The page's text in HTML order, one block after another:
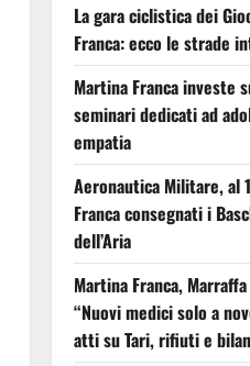
La gara ciclistica dei
Franca: ecco le strade
Martina Franca investe
seminari dedicati ad
empatia
Aeronautica Militare, al
Franca consegnati i
dell’Aria
Martina Franca,
“Nuovi medici solo a
atti su Tari, rifiuti e